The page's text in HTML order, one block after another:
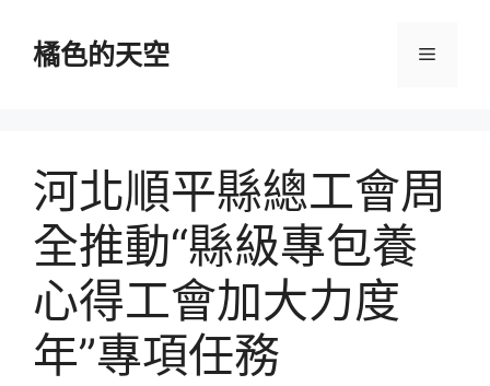
橘色的天空 選
河北順平縣總工會周
全推動“縣級專包養
心得工會加大力度
年”專項任務